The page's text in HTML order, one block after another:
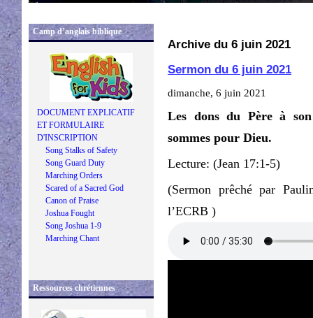
Réponses
Camp d’anglais biblique
DOCUMENT EXPLICATIF
ET FORMULAIRE
D'INSCRIPTION
Song Stalks of Safety
Song Guard Duty
Marching Orders
Scared of a Sacred God
Canon of Praise
Joshua Fought
Song Joshua 1-9
Marching Chant
Ressources chrétiennes
Archive du 6 juin 2021
Sermon du 6 juin 2021
dimanche, 6 juin 2021
Les dons du Père à
sommes pour Dieu.
Lecture: (Jean 17:1-5)
(Sermon prêché par
l’ECRB )